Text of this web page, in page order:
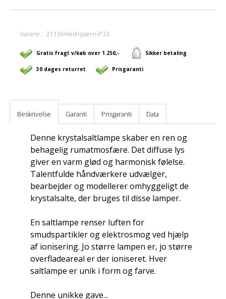
Varenr.:21136+led+pære-P33
Gratis fragt v/køb over 1.250,- Sikker betaling
30 dages returret Prisgaranti
Beskrivelse Garanti Prisgaranti Data
Denne krystalsaltlampe skaber en ren og
behagelig rumatmosfære. Det diffuse lys
giver en varm glød og harmonisk følelse.
Talentfulde håndværkere udvælger,
bearbejder og modellerer omhyggeligt de
krystalsalte, der bruges til disse lamper.
En saltlampe renser luften for
smudspartikler og elektrosmog ved hjælp
af ionisering. Jo større lampen er, jo større
overfladeareal er der ioniseret. Hver
saltlampe er unik i form og farve.
Denne unikke gave...